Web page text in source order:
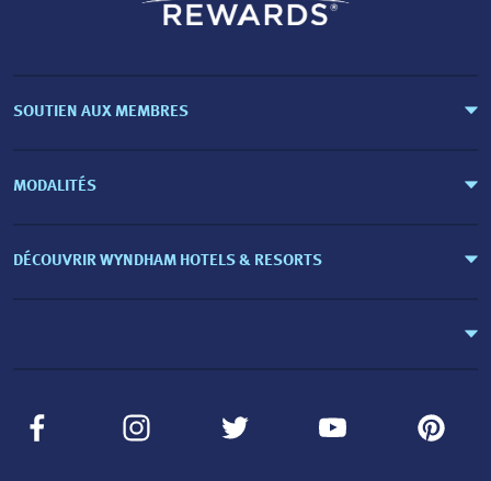
SOUTIEN AUX MEMBRES
MODALITÉS
DÉCOUVRIR WYNDHAM HOTELS & RESORTS